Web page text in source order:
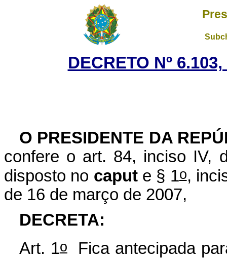
DECRETO Nº
O PRESIDENTE DA
confere o art. 84, inciso IV,
disposto no capute § 1o,
de 16 de março de 2007,
DECRETA:
Art. 1oFica antecipada